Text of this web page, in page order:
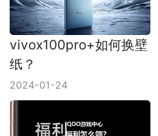
vivox100pro+如何换壁
纸？
2024-01-24